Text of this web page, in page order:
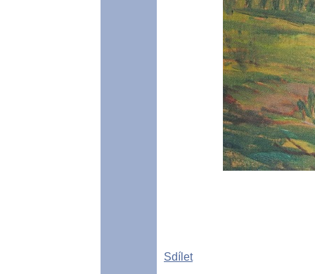
Sdílet